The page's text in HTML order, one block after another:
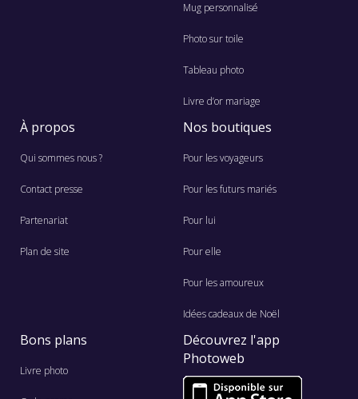
Mug personnalisé
Photo sur toile
Tableau photo
Livre d’or mariage
À propos
Qui sommes nous ?
Contact presse
Partenariat
Plan de site
Nos boutiques
Pour les voyageurs
Pour les futurs mariés
Pour lui
Pour elle
Pour les amoureux
Idées cadeaux de Noël
Bons plans
Livre photo
Découvrez l'app
Photoweb